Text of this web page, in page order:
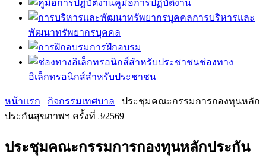
คู่มือการปฏิบัติงาน
การบริหารและ
พัฒนาทรัพยากรบุคคล
การฝึกอบรม
ช่องทาง
อิเล็กทรอนิกส์สำหรับประชาชน
หน้าแรก กิจกรรมเทศบาล
ประชุมคณะกรรมการกองทุนหลัก
ประกันสุขภาพฯ ครั้งที่ 3/2569
ประชุมคณะกรรมการกองทุนหลักประกัน